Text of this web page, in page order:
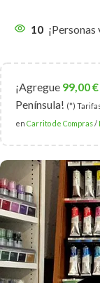
10
¡Agregue 99,00€
Península! (*)
en Carrito de Compras/